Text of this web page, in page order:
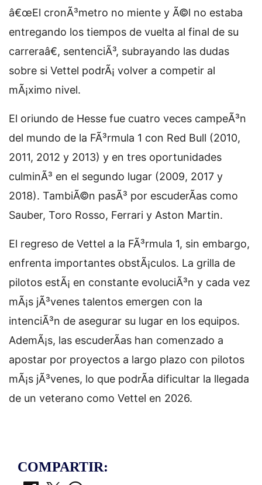
â€œEl cronÃ³metro no miente y Ã©l no estaba
entregando los tiempos de vuelta al final de su
carreraâ€, sentenciÃ³, subrayando las dudas
sobre si Vettel podrÃ¡ volver a competir al
mÃ¡ximo nivel.
El oriundo de Hesse fue cuatro veces campeÃ³n
del mundo de la FÃ³rmula 1 con Red Bull (2010,
2011, 2012 y 2013) y en tres oportunidades
culminÃ³ en el segundo lugar (2009, 2017 y
2018). TambiÃ©n pasÃ³ por escuderÃ­as como
Sauber, Toro Rosso, Ferrari y Aston Martin.
El regreso de Vettel a la FÃ³rmula 1, sin embargo,
enfrenta importantes obstÃ¡culos. La grilla de
pilotos estÃ¡ en constante evoluciÃ³n y cada vez
mÃ¡s jÃ³venes talentos emergen con la
intenciÃ³n de asegurar su lugar en los equipos.
AdemÃ¡s, las escuderÃ­as han comenzado a
apostar por proyectos a largo plazo con pilotos
mÃ¡s jÃ³venes, lo que podrÃ­a dificultar la llegada
de un veterano como Vettel en 2026.
COMPARTIR: